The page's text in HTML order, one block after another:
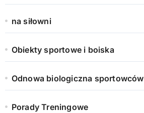
na siłowni
Obiekty sportowe i boiska
Odnowa biologiczna sportowców
Porady Treningowe